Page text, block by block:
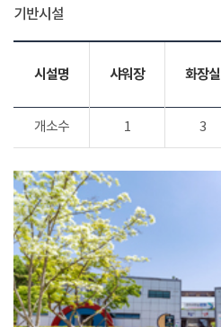
기반시설
시설명 샤워장 화장실
개소수 1 3